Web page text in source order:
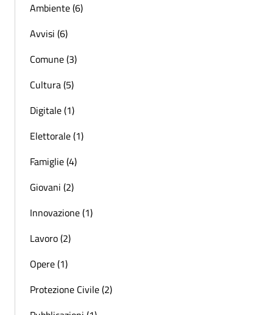
Ambiente (6)
Avvisi (6)
Comune (3)
Cultura (5)
Digitale (1)
Elettorale (1)
Famiglie (4)
Giovani (2)
Innovazione (1)
Lavoro (2)
Opere (1)
Protezione Civile (2)